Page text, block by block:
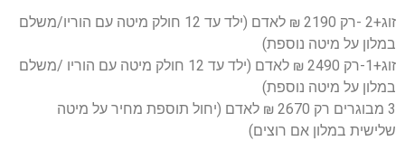
זוג+2 -רק 2190 ₪ לאדם (ילד עד 12 חולק מיטה עם הוריו/משלם
במלון על מיטה נוספת)
זוג+1-רק 2490 ₪ לאדם (ילד עד 12 חולק מיטה עם הוריו /משלם
במלון על מיטה נוספת)
3 מבוגרים רק 2670 ₪ לאדם (יחול תוספת מחיר על מיטה
שלישית במלון אם רוצים)